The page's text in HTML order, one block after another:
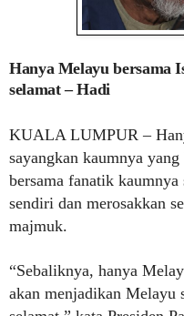
Hanya Melayu bersama
selamat – Hadi
KUALA LUMPUR –
sayangkan kaumnya
bersama fanatik
sendiri dan merosakkan
majmuk.
“Sebaliknya, hanya
akan menjadikan Melayu